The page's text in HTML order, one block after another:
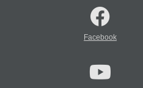
Facebook